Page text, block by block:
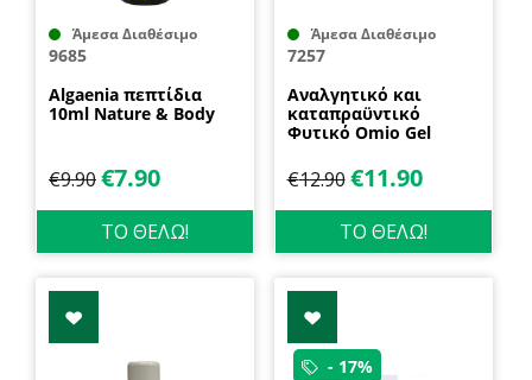
Άμεσα Διαθέσιμο
9685
Algaenia πεπτίδια
10ml Nature & Body
€9.90€7.90
ΤΟ ΘΕΛΩ!
Άμεσα Διαθέσιμο
7257
Aναλγητικό και
καταπραϋντικό
Φυτικό Omio Gel
€12.90 €11.90
ΤΟ ΘΕΛΩ!
- 17%